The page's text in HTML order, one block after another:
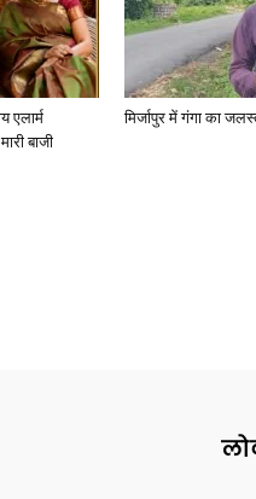
Paper
एलार्म
बाजी
मिर्जापुर में गंगा का